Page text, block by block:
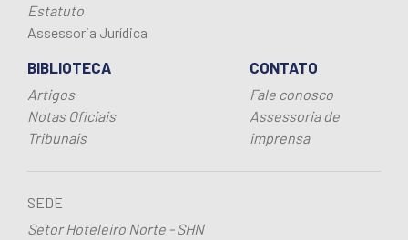
Estatuto
Assessoria Jurídica
BIBLIOTECA
Artigos
Notas Oficiais
Tribunais
CONTATO
Fale conosco
Assessoria de
imprensa
SEDE
Setor Hoteleiro Norte - SHN